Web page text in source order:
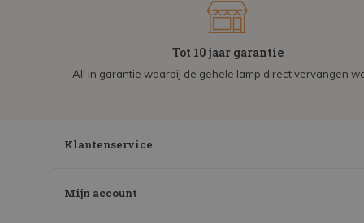
Tot 10 jaar garantie
All in garantie waarbij de gehele lamp direct vervangen
Klantenservice
Mijn account